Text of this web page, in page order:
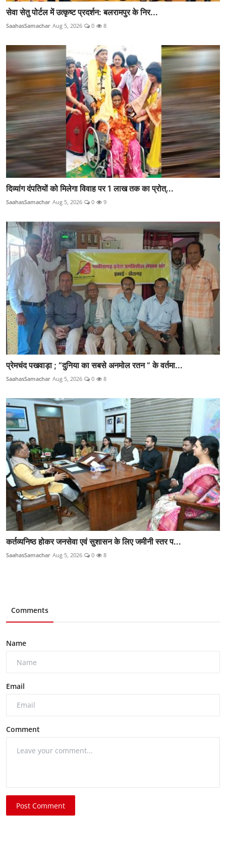
सेवा सेतु पोर्टल में उत्कृष्ट प्रदर्शन: बलरामपुर के निर...
SaahasSamachar Aug 5, 2026 0 8
दिव्यांग दंपतियों को मिलेगा विवाह पर 1 लाख तक का प्रोत्...
SaahasSamachar Aug 5, 2026 0 9
प्रेमचंद पखवाड़ा ; “दुनिया का सबसे अनमोल रतन “ के वर्तमा...
SaahasSamachar Aug 5, 2026 0 8
कर्तव्यनिष्ठ होकर जनसेवा एवं सुशासन के लिए जमीनी स्तर प...
SaahasSamachar Aug 5, 2026 0 8
Comments
Name
Email
Comment
Post Comment